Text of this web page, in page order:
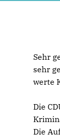
Sehr
sehr
werte
Die
Die